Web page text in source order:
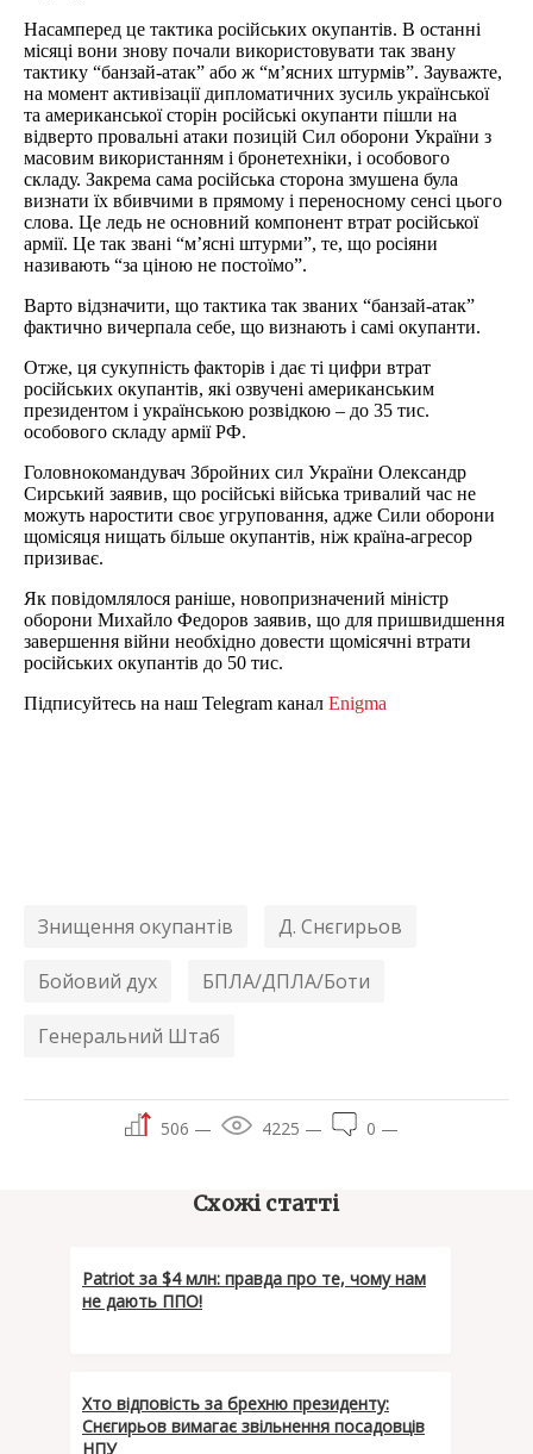
Насамперед це тактика російських окупантів. В останні
місяці вони знову почали використовувати так звану
тактику “банзай-атак” або ж “м’ясних штурмів”. Зауважте,
на момент активізації дипломатичних зусиль української
та американської сторін російські окупанти пішли на
відверто провальні атаки позицій Сил оборони України з
масовим використанням і бронетехніки, і особового
складу. Закрема сама російська сторона змушена була
визнати їх вбивчими в прямому і переносному сенсі цього
слова. Це ледь не основний компонент втрат російської
армії. Це так звані “м’ясні штурми”, те, що росіяни
називають “за ціною не постоїмо”.
Варто відзначити, що тактика так званих “банзай-атак”
фактично вичерпала себе, що визнають і самі окупанти.
Отже, ця сукупність факторів і дає ті цифри втрат
російських окупантів, які озвучені американським
президентом і українською розвідкою – до 35 тис.
особового складу армії РФ.
Головнокомандувач Збройних сил України Олександр
Сирський заявив, що російські війська тривалий час не
можуть наростити своє угруповання, адже Сили оборони
щомісяця нищать більше окупантів, ніж країна-агресор
призиває.
Як повідомлялося раніше, новопризначений міністр
оборони Михайло Федоров заявив, що для пришвидшення
завершення війни необхідно довести щомісячні втрати
російських окупантів до 50 тис.
Підписуйтесь на наш Telegram канал Enigma
Знищення окупантів Д. Снєгирьов
Бойовий дух БПЛА/ДПЛА/Боти
Генеральний Штаб
506 — 4225 — 0 —
Схожі статті
Patriot за $4 млн: правда про те, чому нам
не дають ППО!
Хто відповість за брехню президенту:
Снєгирьов вимагає звільнення посадовців
НПУ